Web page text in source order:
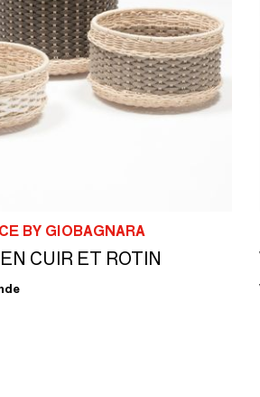
BY GIOBAGNARA
CUIR ET ROTIN